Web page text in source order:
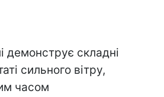
демонструє складні
сильного вітру,
часом